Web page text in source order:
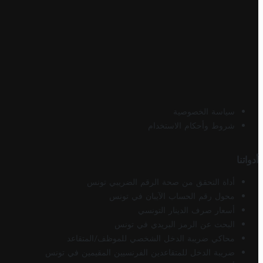
سياسة الخصوصية
شروط وأحكام الاستخدام
أدواتنا
أداة التحقق من صحة الرقم الضريبي تونس
محول رقم الحساب الآيبان في تونس
أسعار صرف الدينار التونسي
البحث عن الرمز البريدي في تونس
محاكي ضريبة الدخل الشخصي للموظف/المتقاعد
ضريبة الدخل للمتقاعدين الفرنسيين المقيمين في تونس